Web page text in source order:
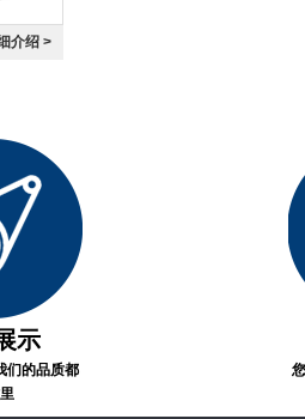
介绍 >
示
们的品质都